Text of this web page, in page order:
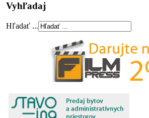
Vyhľadaj
Hľadať ...